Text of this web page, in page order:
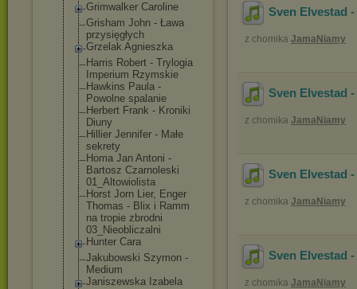
Grimwalker Caroline
Grisham John - Ława
przysięgłych
Grzelak Agnieszka
Harris Robert - Trylogia
Imperium Rzymskie
Hawkins Paula -
Powolne spalanie
Herbert Frank - Kroniki
Diuny
Hillier Jennifer - Małe
sekrety
Homa Jan Antoni -
Bartosz Czarnoleski
01_Altowiolista
Horst Jorn Lier, Enger
Thomas - Blix i Ramm
na tropie zbrodni
03_Nieobliczal ni
Hunter Cara
Jakubowski Szymon -
Medium
Janiszewska Izabela
Sven Elvestad
z chomika JamaNiamy
Sven Elvestad
z chomika JamaNiamy
Sven Elvestad
z chomika JamaNiamy
Sven Elvestad
z chomika JamaNiamy